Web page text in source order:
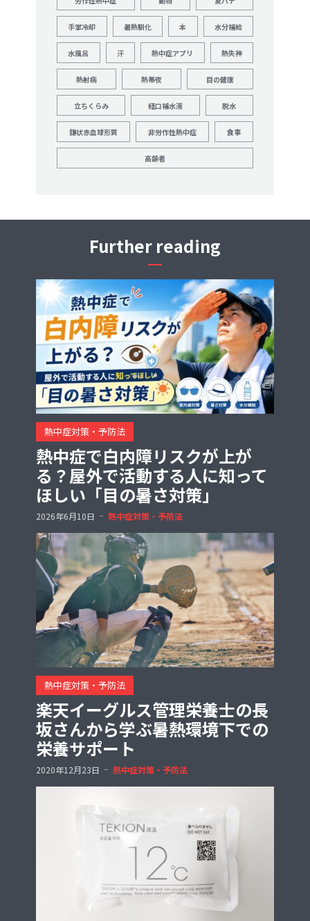
手掌冷却 暑熱馴化 本 水分補給
水風呂 汗 熱中症アプリ 熱失神
熱射病 熱帯夜 目の健康
立ちくらみ 経口補水液 脱水
鎌状赤血球形質 非労作性熱中症 食事
高齢者
Further reading
熱中症対策・予防法
熱中症で白内障リスクが上が
る？屋外で活動する人に知って
ほしい「目の暑さ対策」
2026年6月10日 熱中症対策・予防法
熱中症対策・予防法
楽天イーグルス管理栄養士の長
坂さんから学ぶ暑熱環境下での
栄養サポート
2020年12月23日 熱中症対策・予防法